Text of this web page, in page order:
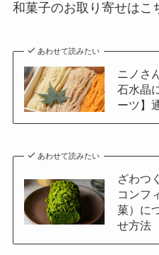
和菓子のお取り寄せはこ
あわせて読みたい
ニノさ
石水晶
ーツ】
あわせて読みたい
ざわつ
コンフ
菓）に
せ方法